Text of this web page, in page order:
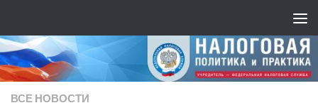
ВСЕ НОВОСТИ